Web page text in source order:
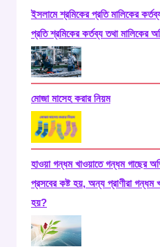
ইসলামে শ্রমিকের প্রতি মালিকের
প্রতি শ্রমিকের কর্তব্য তথা মালিকের
মোজা মাসেহ করার নিয়ম
হাওয়া গন্ধম খাওয়াতে গন্ধম গাছের
প্রসবের কষ্ট হয়, অন্য প্রাণীরা গন্ধম
হয়?